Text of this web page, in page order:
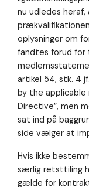
nu udledes
oplysninger om
fandtes forud for
artikel 54, stk. 4
by the applicable
Directive”, men
sat ind på
side vælger at
Hvis ikke
særlig retsttiling
gælde for